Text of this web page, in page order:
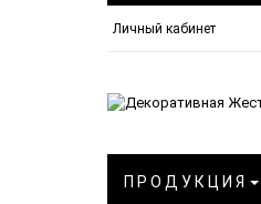
Личный кабинет
ПРОДУКЦИЯ